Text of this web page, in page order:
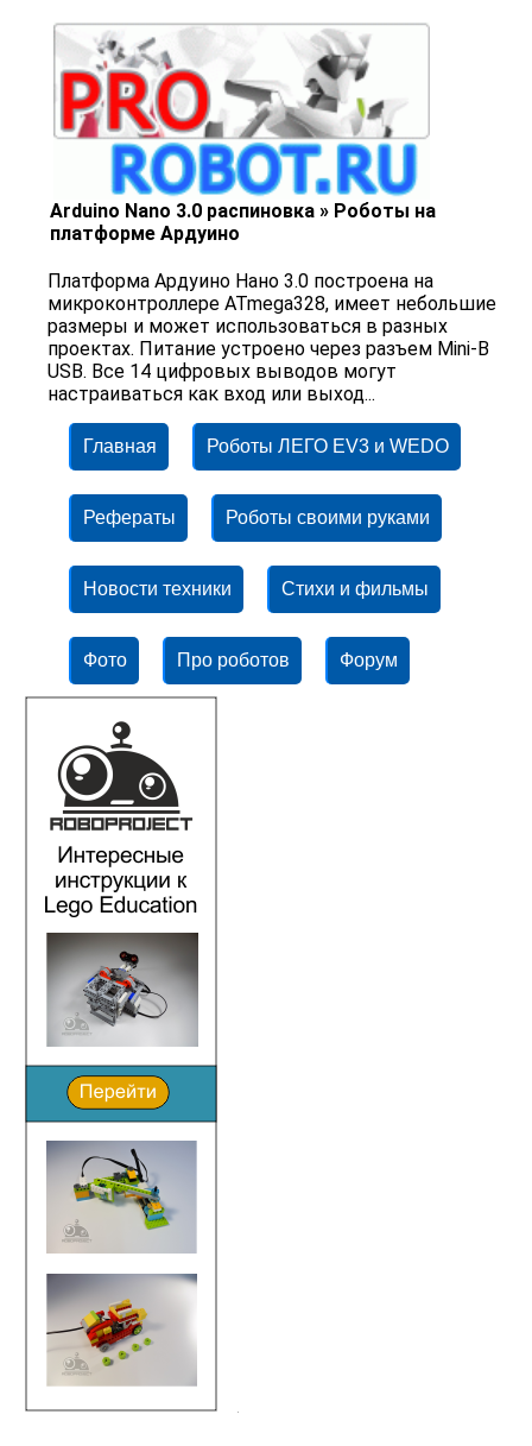
Arduino Nano 3.0 распиновка » Роботы на
платформе Ардуино
Платформа Ардуино Нано 3.0 построена на
микроконтроллере ATmega328, имеет небольшие
размеры и может использоваться в разных
проектах. Питание устроено через разъем Mini-B
USB. Все 14 цифровых выводов могут
настраиваться как вход или выход...
Главная Роботы ЛЕГО EV3 и WEDO
Рефераты Роботы своими руками
Новости техники Стихи и фильмы
Фото Про роботов Форум